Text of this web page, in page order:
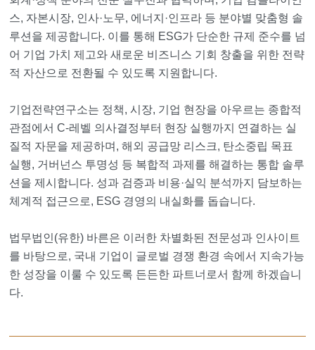
스, 자본시장, 인사·노무, 에너지·인프라 등 분야별 맞춤형 솔
루션을 제공합니다. 이를 통해 ESG가 단순한 규제 준수를 넘
어 기업 가치 제고와 새로운 비즈니스 기회 창출을 위한 전략
적 자산으로 전환될 수 있도록 지원합니다.
기업전략연구소는 정책, 시장, 기업 현장을 아우르는 종합적
관점에서 C-레벨 의사결정부터 현장 실행까지 연결하는 실
질적 자문을 제공하며, 해외 공급망 리스크, 탄소중립 목표
실행, 거버넌스 투명성 등 복합적 과제를 해결하는 통합 솔루
션을 제시합니다. 성과 검증과 비용·실익 분석까지 담보하는
체계적 접근으로, ESG 경영의 내실화를 돕습니다.
법무법인(유한) 바른은 이러한 차별화된 전문성과 인사이트
를 바탕으로, 국내 기업이 글로벌 경쟁 환경 속에서 지속가능
한 성장을 이룰 수 있도록 든든한 파트너로서 함께 하겠습니
다.